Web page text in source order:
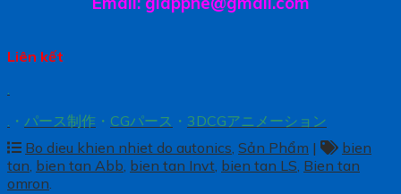
Liên kết
.
. ・ パース制作 ・ CGパース ・ 3DCGアニメーション
Bo dieu khien nhiet do autonics, Sản Phẩm |
bien
tan, bien tan Abb, bien tan Invt, bien tan LS, Bien tan
omron.